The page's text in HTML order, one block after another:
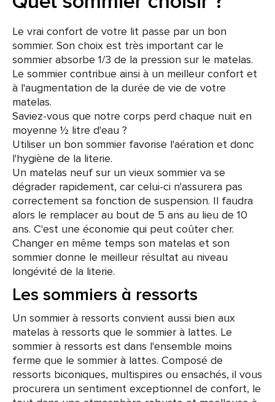
Le vrai confort de votre lit passe par un bon
sommier. Son choix est très important car le
sommier absorbe 1/3 de la pression sur le matelas.
Le sommier contribue ainsi à un meilleur confort et
à l'augmentation de la durée de vie de votre
matelas.
Saviez-vous que notre corps perd chaque nuit en
moyenne ½ litre d'eau ?
Utiliser un bon sommier favorise l'aération et donc
l'hygiène de la literie.
Un matelas neuf sur un vieux sommier va se
dégrader rapidement, car celui-ci n'assurera pas
correctement sa fonction de suspension. Il faudra
alors le remplacer au bout de 5 ans au lieu de 10
ans. C'est une économie qui peut coûter cher.
Changer en même temps son matelas et son
sommier donne le meilleur résultat au niveau
longévité de la literie.
Les sommiers à ressorts
Un sommier à ressorts convient aussi bien aux
matelas à ressorts que le sommier à lattes. Le
sommier à ressorts est dans l'ensemble moins
ferme que le sommier à lattes. Composé de
ressorts biconiques, multispires ou ensachés, il vous
procurera un sentiment exceptionnel de confort, le